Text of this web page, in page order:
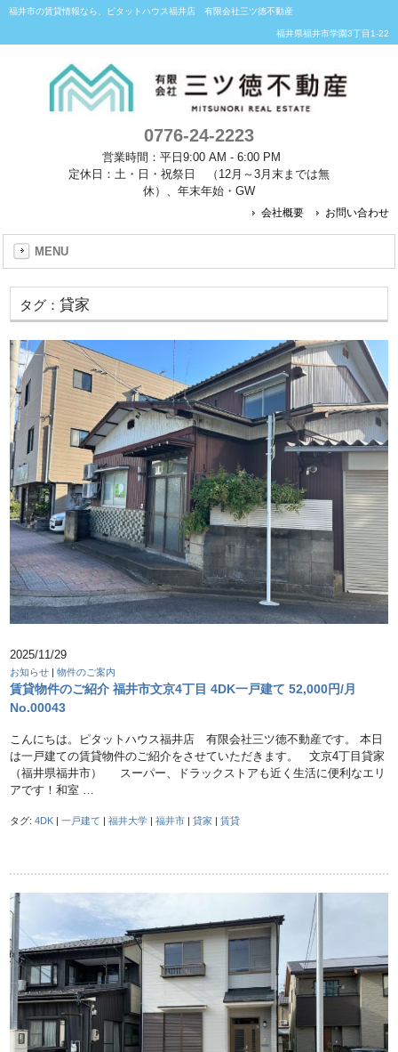
福井市の賃貸情報なら、ピタットハウス福井店 有限会社三ツ徳不動産
福井県福井市学園3丁目1-22
0776-24-2223
営業時間：平日9:00 AM - 6:00 PM
定休日：土・日・祝祭日 （12月～3月末までは無
休）、年末年始・GW
会社概要 お問い合わせ
MENU
タグ：貸家
2025/11/29
お知らせ |物件のご案内
賃貸物件のご紹介 福井市文京4丁目 4DK一戸建て 52,000円/月
No.00043
こんにちは。ピタットハウス福井店 有限会社三ツ徳不動産です。 本日
は一戸建ての賃貸物件のご紹介をさせていただきます。 文京4丁目貸家
（福井県福井市） スーパー、ドラックストアも近く生活に便利なエリ
アです！和室 …
タグ:4DK |一戸建て |福井大学 |福井市 |貸家 |賃貸